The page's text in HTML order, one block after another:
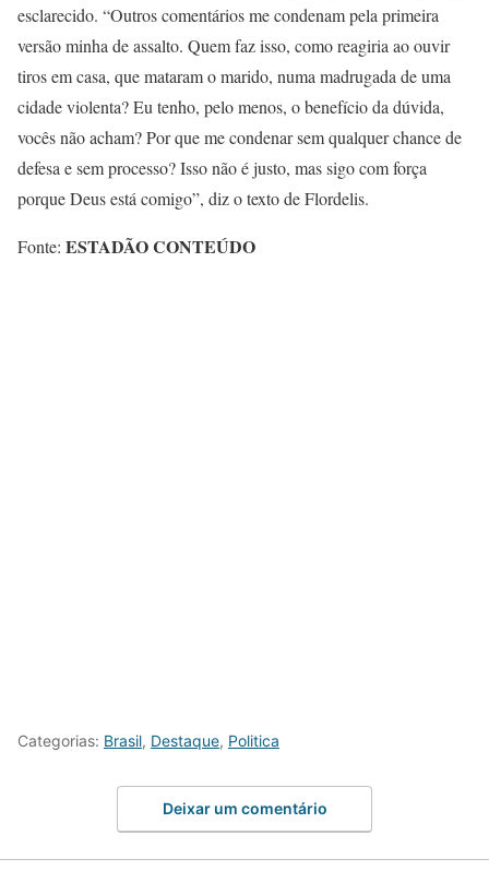
esclarecido. “Outros comentários me condenam pela primeira
versão minha de assalto. Quem faz isso, como reagiria ao ouvir
tiros em casa, que mataram o marido, numa madrugada de uma
cidade violenta? Eu tenho, pelo menos, o benefício da dúvida,
vocês não acham? Por que me condenar sem qualquer chance de
defesa e sem processo? Isso não é justo, mas sigo com força
porque Deus está comigo”, diz o texto de Flordelis.
Fonte: ESTADÃO CONTEÚDO
Categorias: Brasil, Destaque, Politica
Deixar um comentário